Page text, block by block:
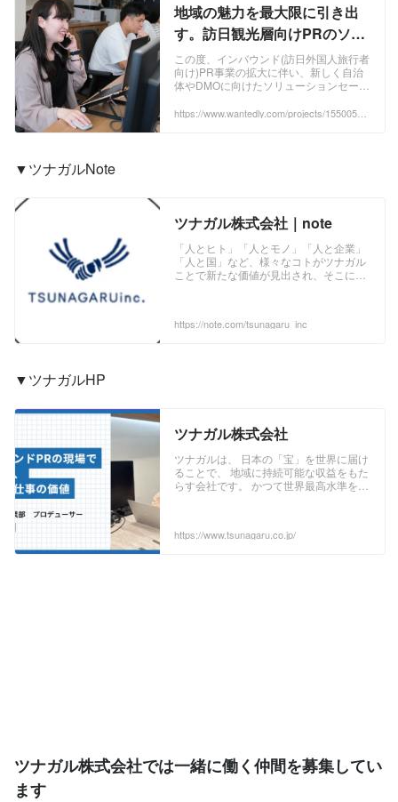
地域の魅力を最大限に引き出
す。訪日観光層向けPRのソリ
ューション営業募集 - ツナガル
株式会社の事業開発の採用 -
Wantedly
この度、インバウンド(訪日外国人旅行者
向け)PR事業の拡大に伴い、新しく自治
体やDMOに向けたソリューションセール
https://www.wantedly.com/projects/1550058?
▼ツナガルNote
ツナガル株式会社｜note
「人とヒト」「人とモノ」「人と企業」
「人と国」など、様々なコトがツナガル
ことで新たな価値が見出され、そこに感
https://note.com/tsunagaru_inc
▼ツナガルHP
ツナガル株式会社
ツナガルは、 日本の「宝」を世界に届け
ることで、 地域に持続可能な収益をもた
らす会社です。 かつて世界最高水準を誇
https://www.tsunagaru.co.jp/
ツナガル株式会社では一緒に働く仲間を募集してい
ます